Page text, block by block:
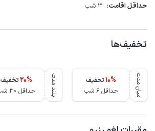
حداقل اقامت: 3 شب
تخفیف‌ها
میان مدت 10%
تخفیف
حداقل 6 شب
بلند مدت 20%
تخفیف
حداقل 30 شب